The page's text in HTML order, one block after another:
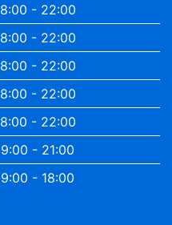
8:00 - 22:00
8:00 - 22:00
8:00 - 22:00
8:00 - 22:00
8:00 - 22:00
9:00 - 21:00
9:00 - 18:00